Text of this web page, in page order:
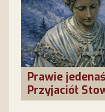
Prawie
Przyjaciół
Salette!